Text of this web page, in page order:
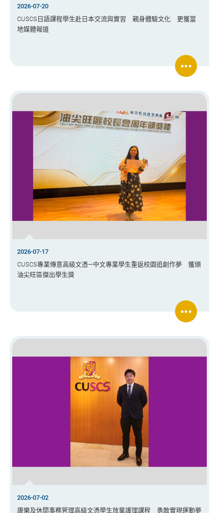
2026-07-20
CUSCS日語課程學生赴日本交流與實習 親身體驗文化 更獲當
地媒體報道
2026-07-17
CUSCS專業傳意高級文憑—中文專業學生重返校園追創作夢 獲頒
油尖旺區傑出學生獎
2026-07-02
康樂及休閒事務管理高級文憑學生放棄護理課程 勇敢實現運動夢